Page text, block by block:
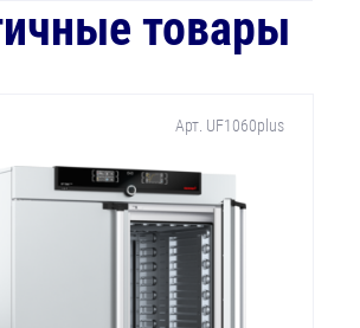
товары
Арт. UF1060plus